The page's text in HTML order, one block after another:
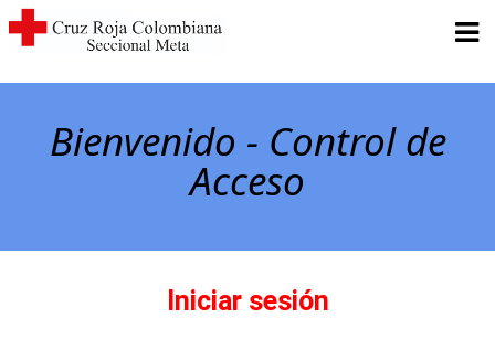
Bienvenido - Control de
Acceso
Iniciar sesión